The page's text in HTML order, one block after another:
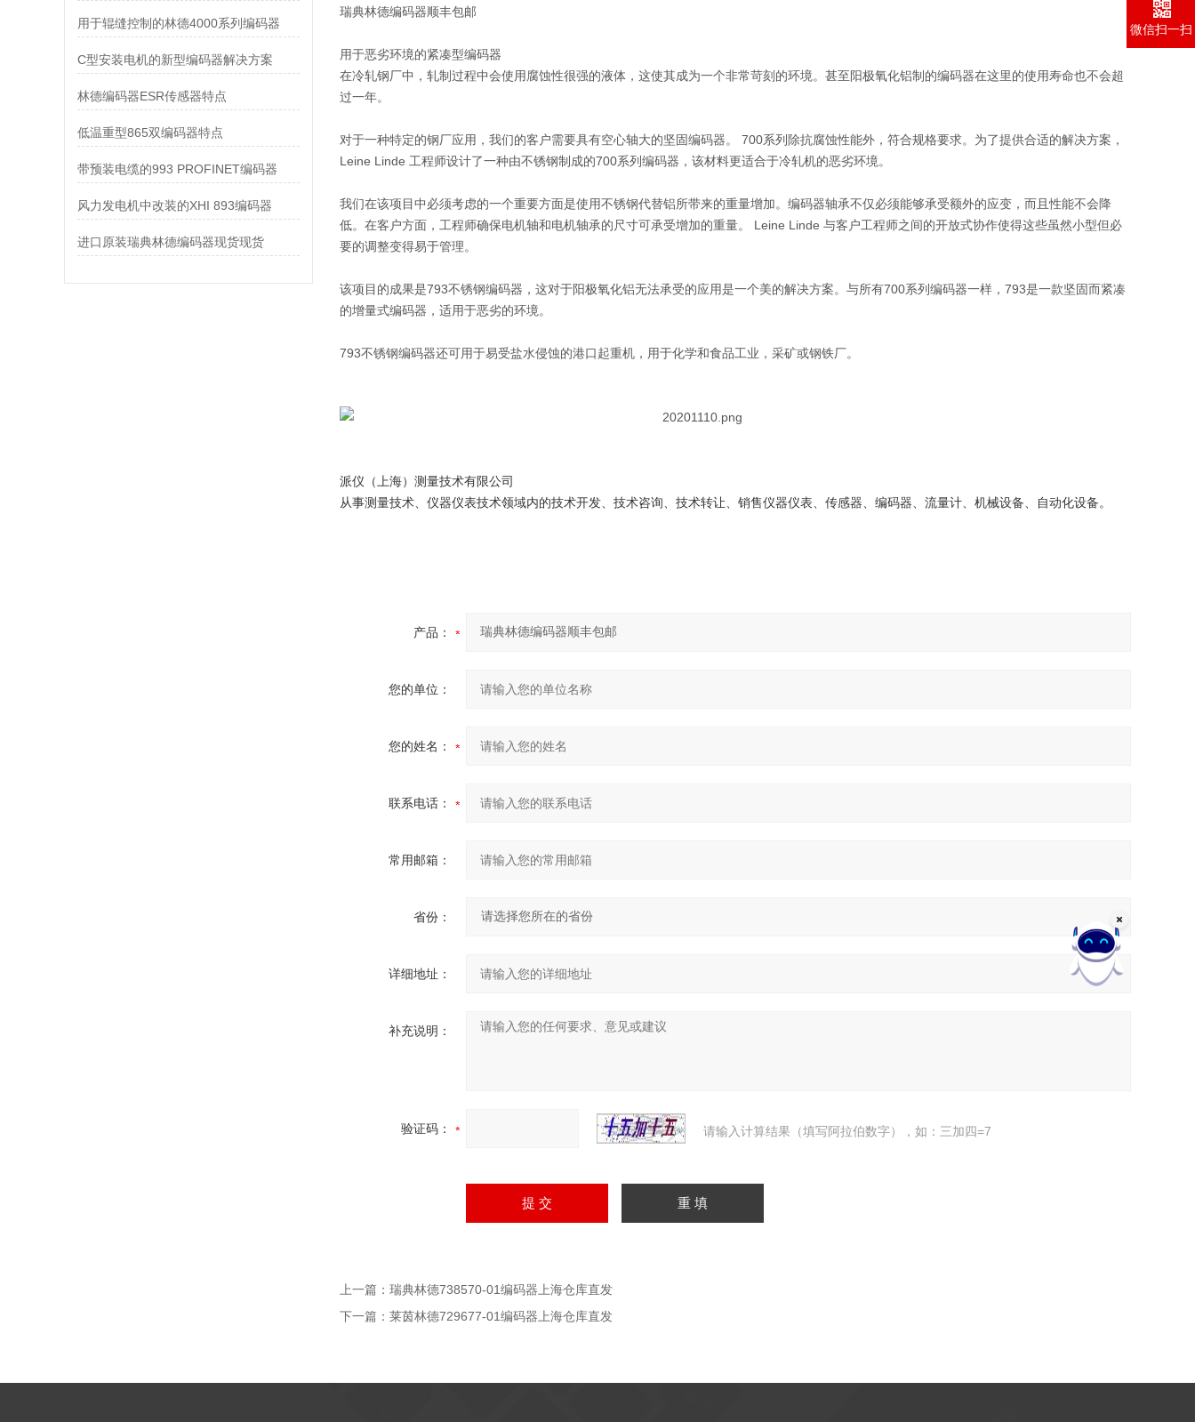
用于辊缝控制的林德4000系列编码器
C型安装电机的新型编码器解决方案
林德编码器ESR传感器特点
低温重型865双编码器特点
带预装电缆的993 PROFINET编码器
风力发电机中改装的XHI 893编码器
进口原装瑞典林德编码器现货现货
瑞典林德编码器顺丰包邮
用于恶劣环境的紧凑型编码器
在冷轧钢厂中，轧制过程中会使用腐蚀性很强的液体，这使其成为一个非常苛刻的环境。甚至阳极氧化铝制的编码器在这里的使用寿命也不会超
过一年。
对于一种特定的钢厂应用，我们的客户需要具有空心轴大的坚固编码器。 700系列除抗腐蚀性能外，符合规格要求。为了提供合适的解决方案，
Leine Linde 工程师设计了一种由不锈钢制成的700系列编码器，该材料更适合于冷轧机的恶劣环境。
我们在该项目中必须考虑的一个重要方面是使用不锈钢代替铝所带来的重量增加。编码器轴承不仅必须能够承受额外的应变，而且性能不会降
低。在客户方面，工程师确保电机轴和电机轴承的尺寸可承受增加的重量。 Leine Linde 与客户工程师之间的开放式协作使得这些虽然小型但必
要的调整变得易于管理。
该项目的成果是793不锈钢编码器，这对于阳极氧化铝无法承受的应用是一个美的解决方案。与所有700系列编码器一样，793是一款坚固而紧凑
的增量式编码器，适用于恶劣的环境。
793不锈钢编码器还可用于易受盐水侵蚀的港口起重机，用于化学和食品工业，采矿或钢铁厂。
派仪（上海）测量技术有限公司
从事测量技术、仪器仪表技术领域内的技术开发、技术咨询、技术转让、销售仪器仪表、传感器、编码器、流量计、机械设备、自动化设备。
产品：
您的单位：
您的姓名：
联系电话：
常用邮箱：
省份：
详细地址：
补充说明：
验证码： 请输入计算结果（填写阿拉伯数字），如：三加四=7
上一篇： 瑞典林德738570-01编码器上海仓库直发
下一篇： 莱茵林德729677-01编码器上海仓库直发
微信扫一扫